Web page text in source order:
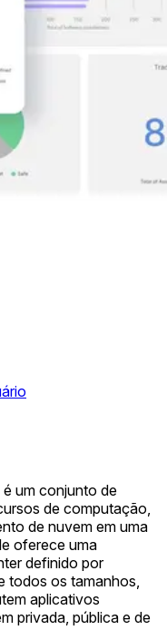
um conjunto de
de computação,
de nuvem em uma
oferece uma
definido por
todos os tamanhos,
aplicativos
privada, pública e de